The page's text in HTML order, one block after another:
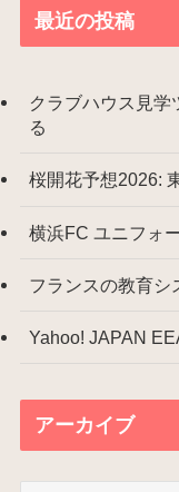
最近の投稿
クラブハウス見学
る
桜開花予想2026:
横浜FC ユニフォ
フランスの教育シ
Yahoo! JAPAN
アーカイブ